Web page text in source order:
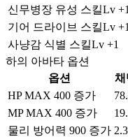
신무병장 유성 스킬Lv +1
기어 드라이브 스킬Lv +1
사냥감 식별 스킬Lv +1
하의 아바타 옵션
옵션
채
HP MAX 400 증가
MP MAX 400 증가
물리 방어력 900 증가